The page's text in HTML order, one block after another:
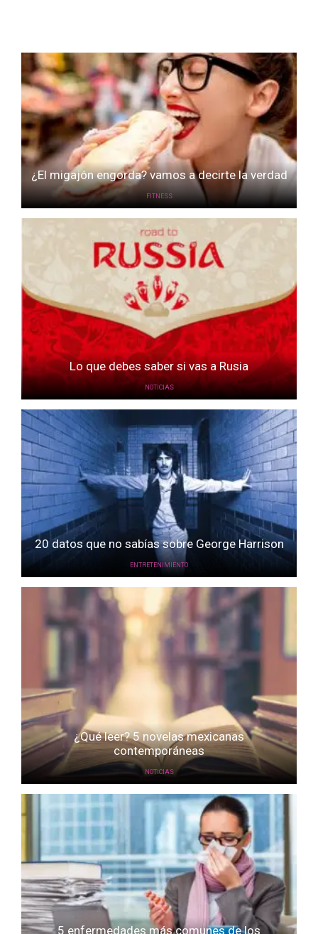
¿El migajón engorda? vamos a decirte la verdad
FITNESS
Lo que debes saber si vas a Rusia
NOTICIAS
20 datos que no sabías sobre George Harrison
ENTRETENIMIENTO
¿Qué leer? 5 novelas mexicanas
contemporáneas
NOTICIAS
5 enfermedades más comunes de los